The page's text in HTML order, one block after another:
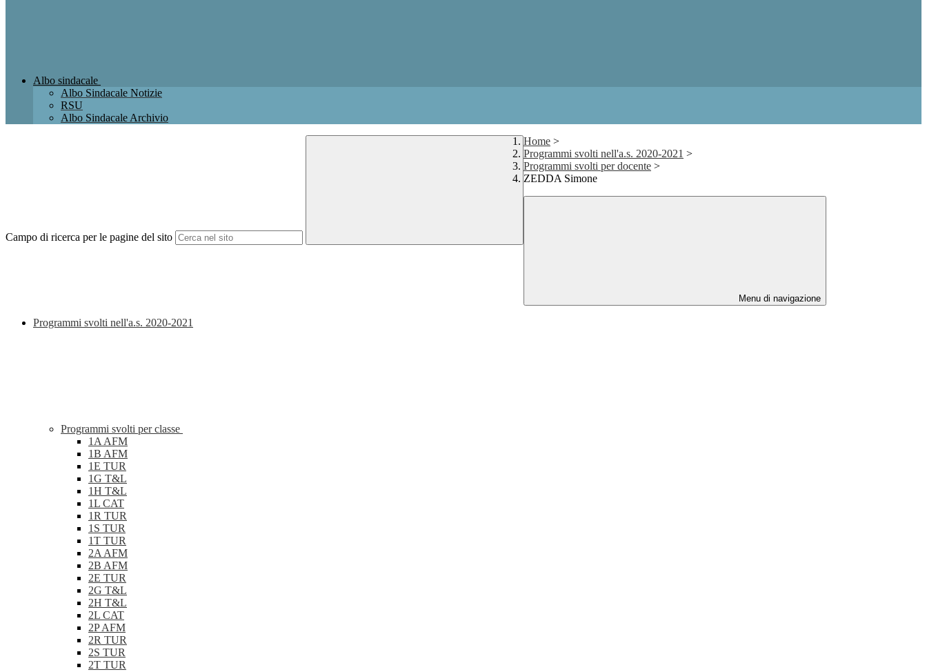
Albo sindacale
Albo Sindacale Notizie
RSU
Albo Sindacale Archivio
Campo di ricerca per le pagine del sito
Home >
Programmi svolti nell'a.s. 2020-2021 >
Programmi svolti per docente >
ZEDDA Simone
Menu di navigazione
Programmi svolti nell'a.s. 2020-2021
Programmi svolti per classe
1A AFM
1B AFM
1E TUR
1G T&L
1H T&L
1L CAT
1R TUR
1S TUR
1T TUR
2A AFM
2B AFM
2E TUR
2G T&L
2H T&L
2L CAT
2P AFM
2R TUR
2S TUR
2T TUR